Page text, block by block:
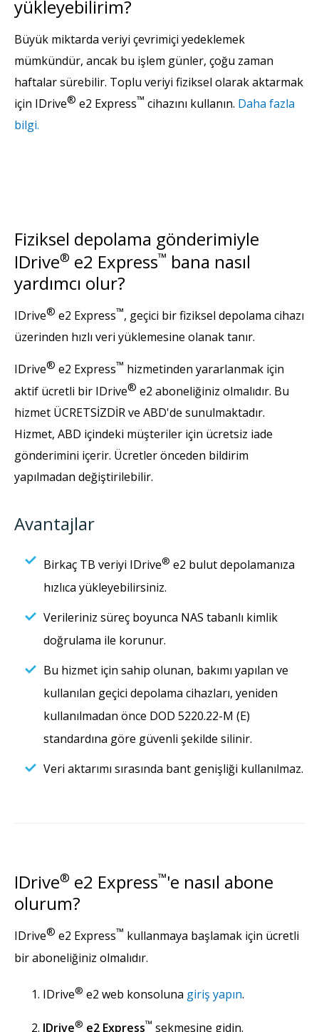
yükleyebilirim?
Büyük miktarda veriyi çevrimiçi yedeklemek
mümkündür, ancak bu işlem günler, çoğu zaman
haftalar sürebilir. Toplu veriyi fiziksel olarak aktarmak
için IDrive® e2 Express™ cihazını kullanın. Daha fazla
bilgi.
Fiziksel depolama gönderimiyle
IDrive® e2 Express™ bana nasıl
yardımcı olur?
IDrive® e2 Express™, geçici bir fiziksel depolama cihazı
üzerinden hızlı veri yüklemesine olanak tanır.
IDrive® e2 Express™ hizmetinden yararlanmak için
aktif ücretli bir IDrive® e2 aboneliğiniz olmalıdır. Bu
hizmet ÜCRETSİZDİR ve ABD'de sunulmaktadır.
Hizmet, ABD içindeki müşteriler için ücretsiz iade
gönderimini içerir. Ücretler önceden bildirim
yapılmadan değiştirilebilir.
Avantajlar
Birkaç TB veriyi IDrive® e2 bulut depolamanıza
hızlıca yükleyebilirsiniz.
Verileriniz süreç boyunca NAS tabanlı kimlik
doğrulama ile korunur.
Bu hizmet için sahip olunan, bakımı yapılan ve
kullanılan geçici depolama cihazları, yeniden
kullanılmadan önce DOD 5220.22-M (E)
standardına göre güvenli şekilde silinir.
Veri aktarımı sırasında bant genişliği kullanılmaz.
IDrive® e2 Express™'e nasıl abone
olurum?
IDrive® e2 Express™ kullanmaya başlamak için ücretli
bir aboneliğiniz olmalıdır.
IDrive® e2 web konsoluna giriş yapın.
IDrive® e2 Express™ sekmesine gidin.